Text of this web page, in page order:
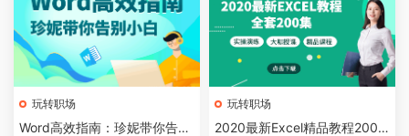
玩转职场
Word高效指南：珍妮带你告别
玩转职场
2020最新Excel精品教程200